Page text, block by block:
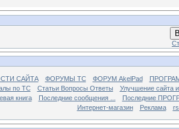
САЙТА ФОРУМЫ TC ФОРУМ AkelPad
по TС
Статьи Вопросы Ответы
Улучшение сайта
книга Последние сообщения ...
Последние
Интернет-магазин
Реклама